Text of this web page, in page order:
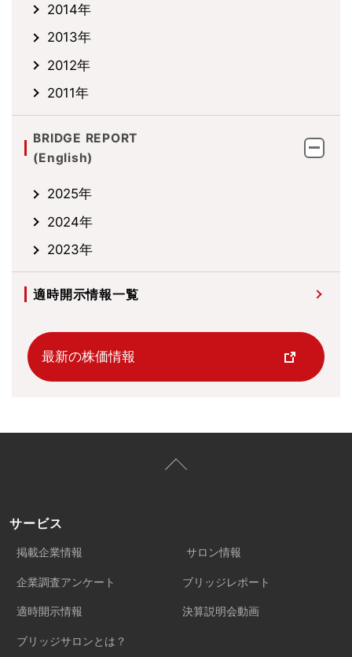
2014年
2013年
2012年
2011年
BRIDGE REPORT
(English)
2025年
2024年
2023年
適時開示情報一覧
最新の株価情報
サービス
掲載企業情報 サロン情報
企業調査アンケート ブリッジレポート
適時開示情報 決算説明会動画
ブリッジサロンとは？